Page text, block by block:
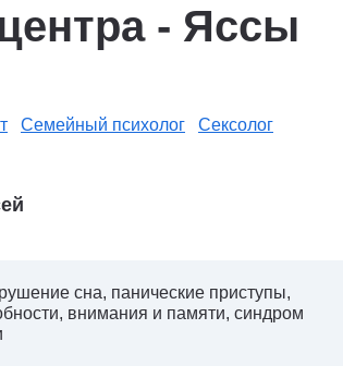
- Яссы
Семейный психолог
Сексолог
сна, панические приступы,
внимания и памяти, синдром